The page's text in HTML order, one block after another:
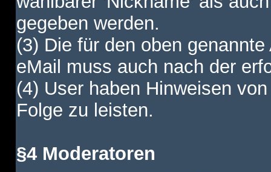
gegeben werden.
(3) Die für den oben
eMail muss auch nach der
(4) User haben Hinweisen
Folge zu leisten.
§4 Moderatoren